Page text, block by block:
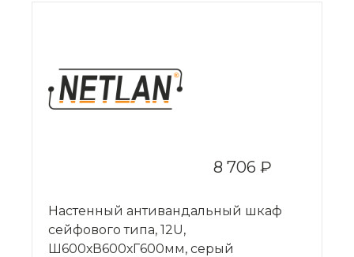
8 706 ₽
Настенный антивандальный шкаф
сейфового типа, 12U,
Ш600хВ600хГ600мм, серый